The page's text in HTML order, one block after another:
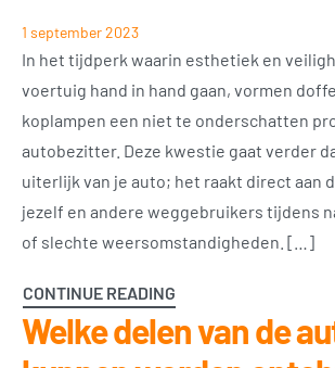
1 september 2023
In het tijdperk waarin esthetiek en
voertuig hand in hand gaan, vormen
koplampen een niet te onderschatten
autobezitter. Deze kwestie gaat verder
uiterlijk van je auto; het raakt direct aan
jezelf en andere weggebruikers tijdens
of slechte weersomstandigheden. […]
CONTINUE READING
Welke delen van de